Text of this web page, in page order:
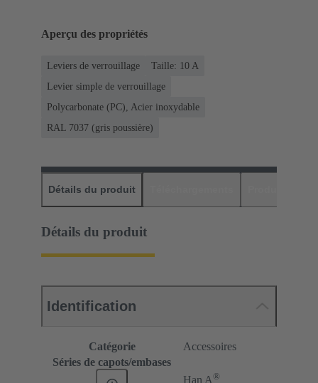
Aperçu des propriétés
Leviers de verrouillage
Taille: 10 A
Levier simple de verrouillage
Polycarbonate (PC), Acier inoxydable
RAL 7037 (gris poussière)
Détails du produit
Détails du produit
Identification
Catégorie
Accessoires
Séries de capots/embases
Han A®